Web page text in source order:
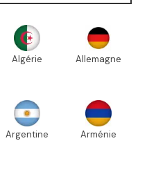
Algérie Allemagne
Argentine Arménie